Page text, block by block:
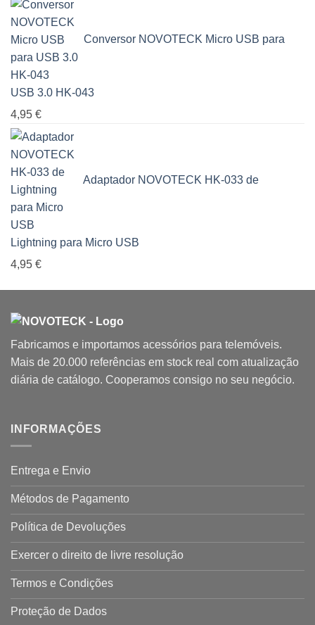
Conversor NOVOTECK Micro USB para
USB 3.0 HK-043
4,95 €
Adaptador NOVOTECK HK-033 de
Lightning para Micro USB
4,95 €
Fabricamos e importamos acessórios para telemóveis.
Mais de 20.000 referências em stock real com atualização
diária de catálogo. Cooperamos consigo no seu negócio.
INFORMAÇÕES
Entrega e Envio
Métodos de Pagamento
Política de Devoluções
Exercer o direito de livre resolução
Termos e Condições
Proteção de Dados